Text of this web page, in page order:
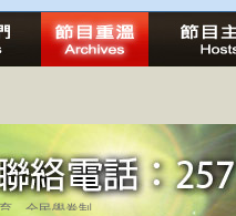
，全民學卷制